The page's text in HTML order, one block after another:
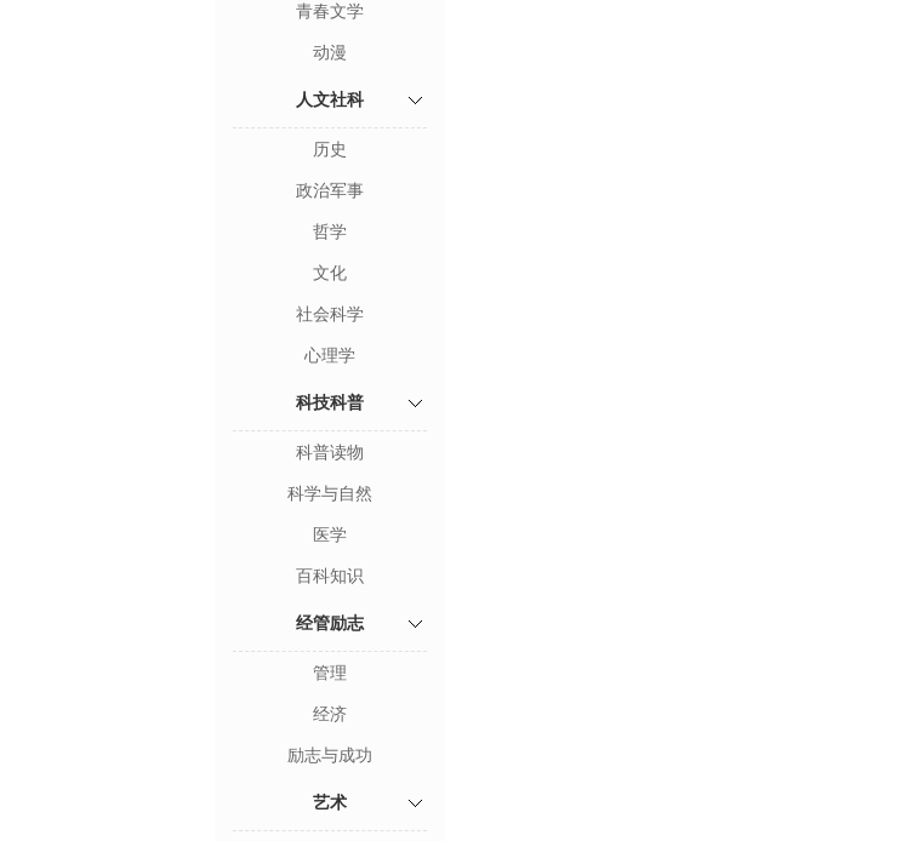
青春文学
动漫
人文社科
历史
政治军事
哲学
文化
社会科学
心理学
科技科普
科普读物
科学与自然
医学
百科知识
经管励志
管理
经济
励志与成功
艺术